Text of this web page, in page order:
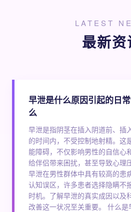
LATEST
最新资
早泄是什么原因引起的日
么
早泄是指阴茎在插入阴道前、插
的时间内，不受控制地射精。这
能障碍，不仅影响男性的自信心
给伴侣带来困扰，甚至导致心理
早泄在男性群体中具有较高的患
认知误区，许多患者选择隐瞒不
时机。了解早泄的真实成因以及
改善这一状况至关重要。 什么